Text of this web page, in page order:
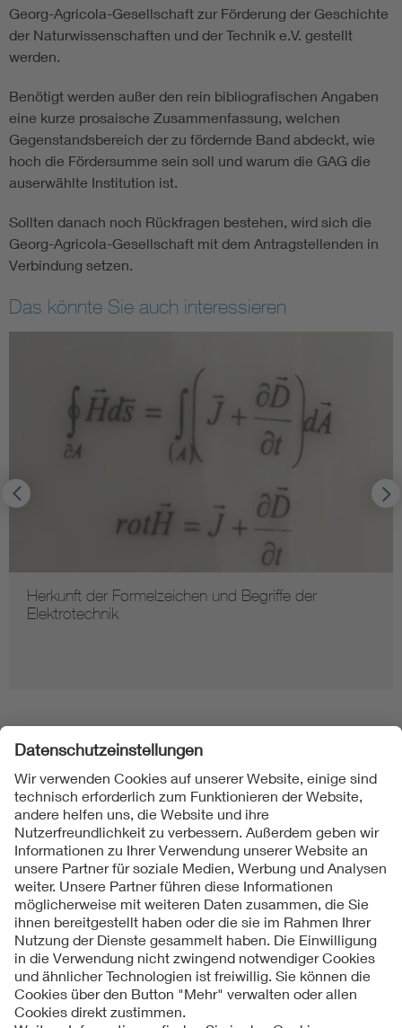
Georg-Agricola-Gesellschaft zur Förderung der Geschichte
der Naturwissenschaften und der Technik e.V. gestellt
werden.
Benötigt werden außer den rein bibliografischen Angaben
eine kurze prosaische Zusammenfassung, welchen
Gegenstandsbereich der zu fördernde Band abdeckt, wie
hoch die Fördersumme sein soll und warum die GAG die
auserwählte Institution ist.
Sollten danach noch Rückfragen bestehen, wird sich die
Georg-Agricola-Gesellschaft mit dem Antragstellenden in
Verbindung setzen.
Das könnte Sie auch interessieren
Herkunft der Formelzeichen und Begriffe der
Elektrotechnik
Folgen Sie uns
Kontakte
Service
Impressum